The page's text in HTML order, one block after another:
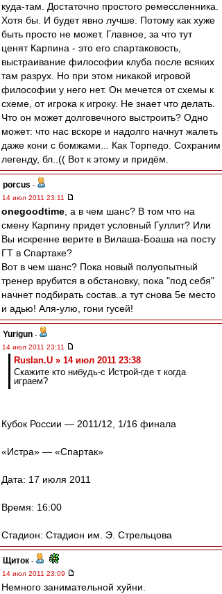
куда-там. Достаточно простого ремессленника.
Хотя бы. И будет явно лучше. Потому как хуже
быть просто не может. Главное, за что тут
ценят Карпина - это его спартаковость,
выстраивание философии клуба после всяких
там разрух. Но при этом никакой игровой
философии у него нет. Он мечется от схемы к
схеме, от игрока к игроку. Не знает что делать.
Что он может долговечного выстроить? Одно
может: что нас вскоре и надолго начнут жалеть
даже кони с бомжами... Как Торпедо. Сохраним
легенду, бл..(( Вот к этому и придём.
porcus -
14 июл 2011 23:11
onegoodtime , а в чем шанс? В том что на
смену Карпину придет условный Гуллит? Или
Вы искренне верите в Вилаша-Боаша на посту
ГТ в Спартаке?
Вот в чем шанс? Пока новый полуопытный
тренер врубится в обстановку, пока "под себя"
начнет подбирать состав..а тут снова 5е место
и адью! Аля-улю, гони гусей!
Yurigun -
14 июл 2011 23:11
Ruslan.U » 14 июл 2011 23:38
Скажите кто нибудь-с Истрой-где т когда
играем?
Кубок России — 2011/12, 1/16 финала
«Истра» — «Спартак»
Дата: 17 июля 2011
Время: 16:00
Стадион: Стадион им. Э. Стрельцова
Щиток -
14 июл 2011 23:09
Немного занимательной хуйни.